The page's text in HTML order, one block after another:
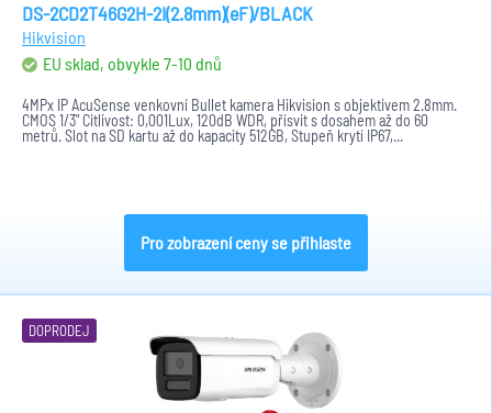
DS-2CD2T46G2H-2I(2.8mm)(eF)/BLACK
Hikvision
EU sklad, obvykle 7-10 dnů
4MPx IP AcuSense venkovní Bullet kamera Hikvision s objektivem 2.8mm.
CMOS 1/3" Citlivost: 0,001Lux, 120dB WDR, přísvit s dosahem až do 60
metrů. Slot na SD kartu až do kapacity 512GB, Stupeň krytí IP67,...
Pro zobrazení ceny se přihlaste
DOPRODEJ